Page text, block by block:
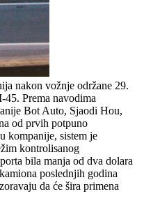
nakon vožnje održane 29.
Prema navodima
Bot Auto, Sjaodi Hou,
od prvih potpuno
kompanije, sistem je
kontrolisanog
bila manja od dva dolara
poslednjih godina
da će šira primena